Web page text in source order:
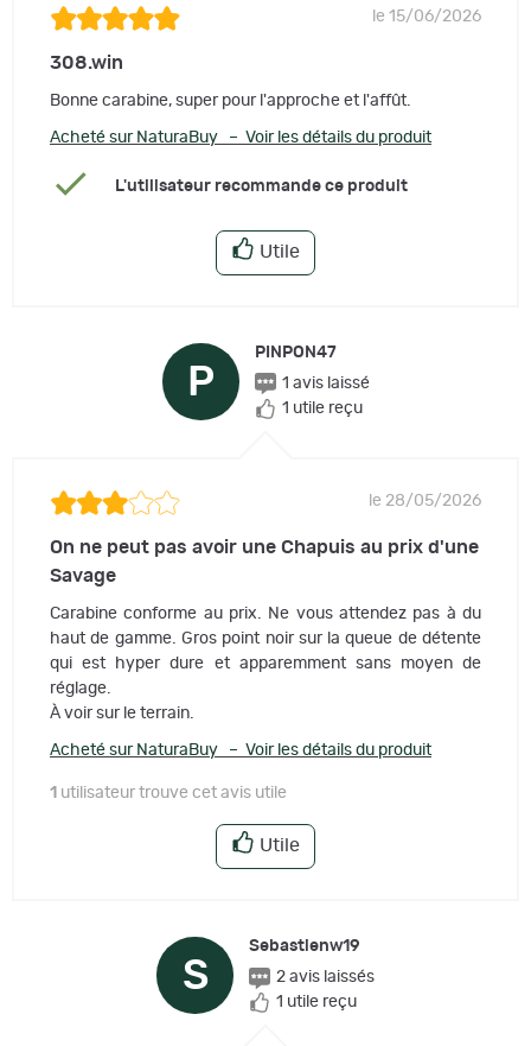
le 15/06/2026
308.win
Bonne carabine, super pour l'approche et l'affût.
Acheté sur NaturaBuy – Voir les détails du produit
L'utilisateur recommande ce produit
Utile
P
PINPON47
1 avis laissé
1 utile reçu
le 28/05/2026
On ne peut pas avoir une Chapuis au prix d'une
Savage
Carabine conforme au prix. Ne vous attendez pas à du
haut de gamme. Gros point noir sur la queue de détente
qui est hyper dure et apparemment sans moyen de
réglage.
À voir sur le terrain.
Acheté sur NaturaBuy – Voir les détails du produit
1 utilisateur trouve cet avis utile
Utile
S
Sebastienw19
2 avis laissés
1 utile reçu